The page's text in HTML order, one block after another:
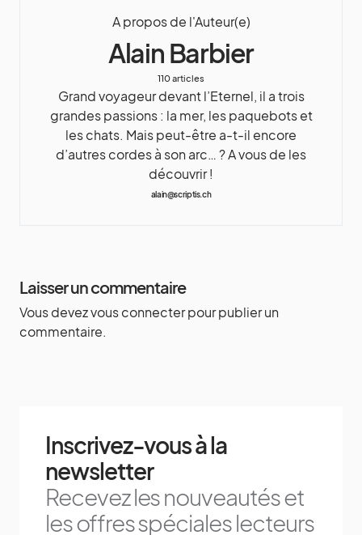
A propos de l'Auteur(e)
Alain Barbier
110 articles
Grand voyageur devant l’Eternel, il a trois
grandes passions : la mer, les paquebots et
les chats. Mais peut-être a-t-il encore
d’autres cordes à son arc… ? A vous de les
découvrir !
alain@scriptis.ch
Laisser un commentaire
Vous devezvous connecterpour publier un
commentaire.
Inscrivez-vous à la
newsletter
Recevez les nouveautés et
les offres spéciales lecteurs